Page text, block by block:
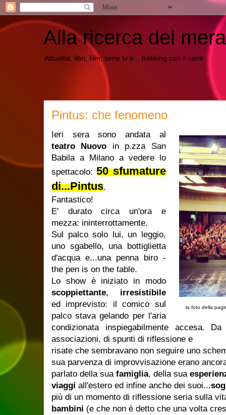
Alla ricerca del
Attualità, libri, film, serie tv e... trekking con il cane
Pintus: che fenomeno
la foto della
Ieri sera sono andata al
teatro Nuovo in p.zza San
Babila a Milano a vedere lo
spettacolo:50 sfumature
di...Pintus.
Fantastico!
E' durato circa un'ora e
mezza: ininterrottamente.
Sul palco solo lui, un leggio,
uno sgabello, una bottiglietta
d'acqua e...una penna biro -
the pen is on the table.
Lo show è iniziato in modo
scoppiettante, irresistibile
ed imprevisto: il comico sul
palco stava gelando per l'aria
condizionata inspiegabilmente accesa.
associazioni, di spunti di riflessione e
risate che sembravano non seguire uno
sua parvenza di improvvisazione erano
parlato della sua famiglia, della sua
viaggi all'estero ed infine anche dei suoi...
più di un momento di riflessione seria sulla
bambini (e che non è detto che una volta